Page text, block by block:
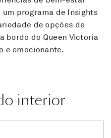
programa de Insights
de opções de
bordo do Queen Victoria
e emocionante.
interior